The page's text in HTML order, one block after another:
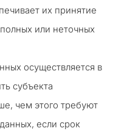
их принятие
или неточных
осуществляется в
субъекта
чем этого требуют
если срок